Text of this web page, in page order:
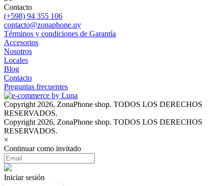
Contacto
(+598) 94 355 106
contacto@zonaphone.uy
Términos y condiciones de Garantía
Accesorios
Nosotros
Locales
Blog
Contacto
Preguntas frecuentes
Copyright 2026, ZonaPhone shop. TODOS LOS DERECHOS
RESERVADOS.
Copyright 2026, ZonaPhone shop. TODOS LOS DERECHOS
RESERVADOS.
×
Continuar como invitado
Iniciar sesión